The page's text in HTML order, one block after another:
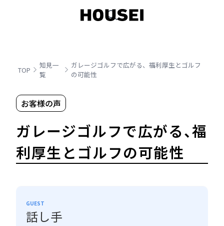
TOP
知見一
覧
ガレージゴルフで広がる、福利厚生とゴルフ
の可能性
お客様の声
ガレージゴルフで広がる、福
利厚生とゴルフの可能性
GUEST
話し手